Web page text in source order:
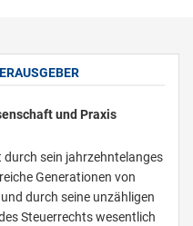
und Praxis
durch sein jahrzehntelanges
Generationen von
durch seine unzähligen
Steuerrechts wesentlich